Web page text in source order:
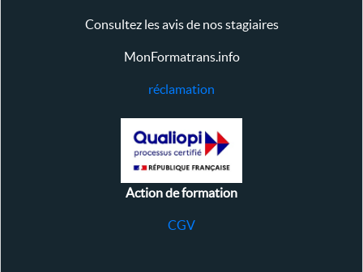
Consultez les avis de nos stagiaires
MonFormatrans.info
réclamation
Action de formation
CGV